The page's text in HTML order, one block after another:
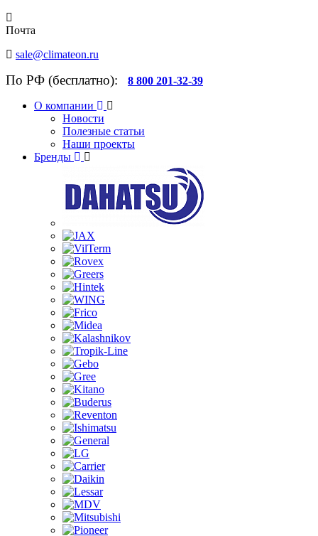
Почта
sale@climateon.ru
По РФ (бесплатно): 8 800 201-32-39
О компании
Новости
Полезные статьи
Наши проекты
Бренды